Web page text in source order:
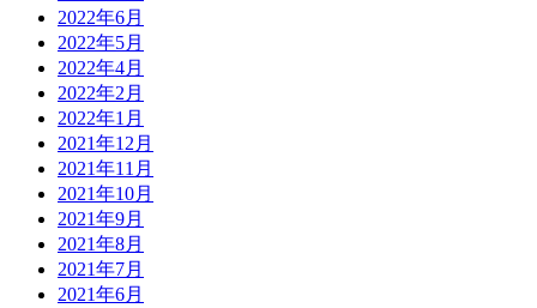
2022年6月
2022年5月
2022年4月
2022年2月
2022年1月
2021年12月
2021年11月
2021年10月
2021年9月
2021年8月
2021年7月
2021年6月